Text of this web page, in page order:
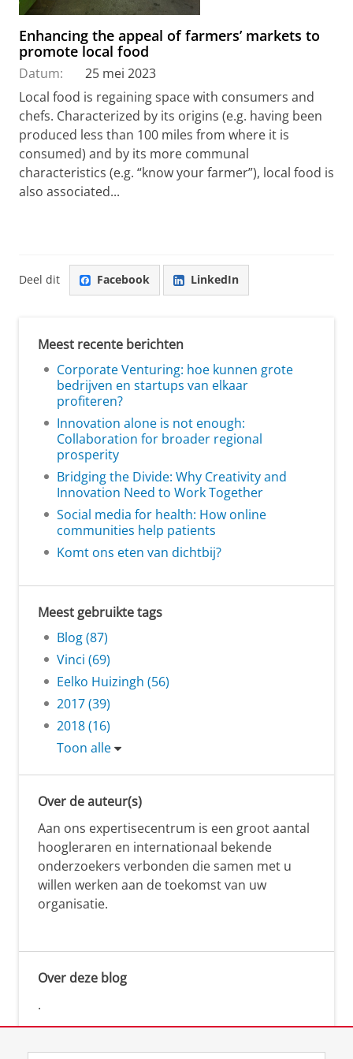
Enhancing the appeal of farmers’ markets to
promote local food
Datum:
25 mei 2023
Local food is regaining space with consumers and
chefs. Characterized by its origins (e.g. having been
produced less than 100 miles from where it is
consumed) and by its more communal
characteristics (e.g. “know your farmer”), local food is
also associated...
Deel dit Facebook LinkedIn
Meest recente berichten
Corporate Venturing: hoe kunnen grote
bedrijven en startups van elkaar
profiteren?
Innovation alone is not enough:
Collaboration for broader regional
prosperity
Bridging the Divide: Why Creativity and
Innovation Need to Work Together
Social media for health: How online
communities help patients
Komt ons eten van dichtbij?
Meest gebruikte tags
Blog (87)
Vinci (69)
Eelko Huizingh (56)
2017 (39)
2018 (16)
Toon alle
Over de auteur(s)
Aan ons expertisecentrum is een groot aantal
hoogleraren en internationaal bekende
onderzoekers verbonden die samen met u
willen werken aan de toekomst van uw
organisatie.
Over deze blog
.